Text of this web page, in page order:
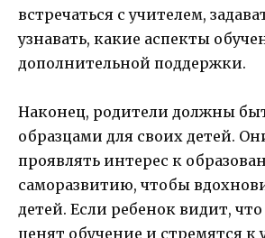
встречаться с учителем,
узнавать, какие аспекты
дополнительной поддержки.
Наконец, родители должны
образцами для своих детей.
проявлять интерес к
саморазвитию, чтобы
детей. Если ребенок видит,
ценят обучение и стремятся к